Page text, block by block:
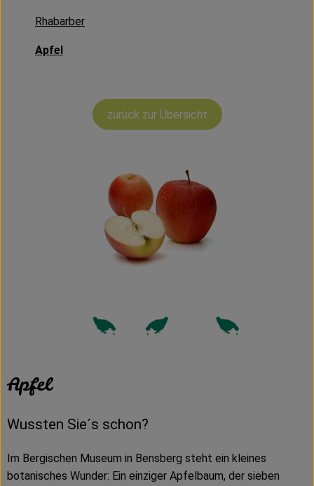
Vorratskammer
Haus, Garten & Co.
Rhabarber
Apfel
zurück zur Übersicht
Apfel
Wussten Sie´s schon?
Im Bergischen Museum in Bensberg steht ein kleines
botanisches Wunder: Ein einziger Apfelbaum, der sieben